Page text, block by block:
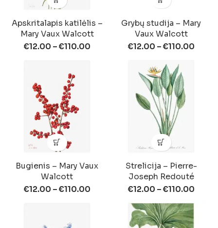
Apskritalapis katilėlis –
Mary Vaux Walcott
€12.00 –€110.00
Grybų studija – Mary
Vaux Walcott
€12.00 –€110.00
Bugienis – Mary Vaux
Walcott
€12.00 –€110.00
Strelicija – Pierre-
Joseph Redouté
€12.00 –€110.00